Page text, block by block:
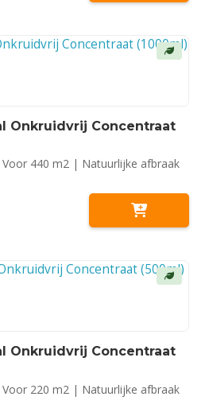
Onkruidvrij Concentraat
440 m2 | Natuurlijke afbraak
Onkruidvrij Concentraat
220 m2 | Natuurlijke afbraak